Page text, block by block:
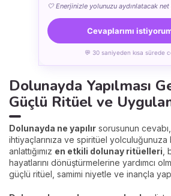
🤍 Enerjinizle yolunuzu aydınlatacak net
Cevaplarımı
💬 30 saniyeden kısa sürede
Dolunayda Yapılması
Güçlü Ritüel ve
Dolunayda ne yapılır sorusunun
ihtiyaçlarınıza ve spiritüel yolculuğunuza
anlattığımız en etkili dolunay ritüelleri
hayatlarını dönüştürmelerine yardımcı
güçlü ritüel, samimi niyetle ve inançla